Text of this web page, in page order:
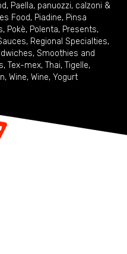
, Paella, panuozzi, calzoni &
Food, Piadine, Pinsa
, Pokè, Polenta, Presents,
, Regional Specialties,
, Smoothies and
, Tex-mex, Thai, Tigelle,
, Wine, Wine, Yogurt